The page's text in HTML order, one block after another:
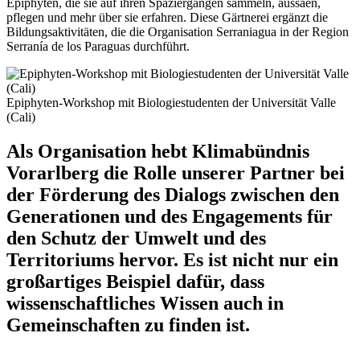
Epiphyten, die sie auf ihren Spaziergängen sammeln, aussäen,
pflegen und mehr über sie erfahren. Diese Gärtnerei ergänzt die
Bildungsaktivitäten, die die Organisation Serraniagua in der Region
Serranía de los Paraguas durchführt.
Epiphyten-Workshop mit Biologiestudenten der Universität Valle
(Cali)
Als Organisation hebt Klimabündnis
Vorarlberg die Rolle unserer Partner bei
der Förderung des Dialogs zwischen den
Generationen und des Engagements für
den Schutz der Umwelt und des
Territoriums hervor. Es ist nicht nur ein
großartiges Beispiel dafür, dass
wissenschaftliches Wissen auch in
Gemeinschaften zu finden ist.